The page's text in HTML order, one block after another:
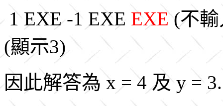
1 EXE -1 EXE EXE (不
(顯示3)
因此解答為 x = 4 及 y = 3.